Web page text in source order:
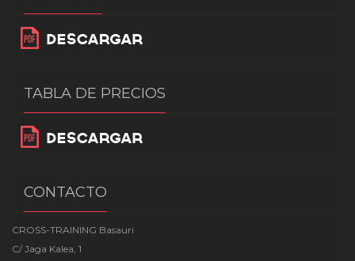
TABLA DE PRECIOS
CONTACTO
CROSS-TRAINING Basauri
C/ Jaga Kalea, 1